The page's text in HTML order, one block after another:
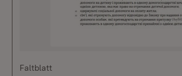
Faltblatt